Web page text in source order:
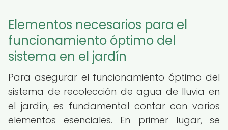
Elementos necesarios para el
funcionamiento óptimo del
sistema en el jardín
Para asegurar el funcionamiento óptimo del
sistema de recolección de agua de lluvia en
el jardín, es fundamental contar con varios
elementos esenciales. En primer lugar, se